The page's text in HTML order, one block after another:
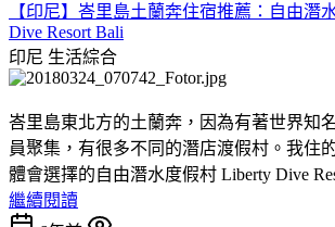
【印尼】峇里島土蘭奔住宿推薦：自由潛
Dive Resort Bali
印尼 生活綜合
峇里島東北方的土蘭奔，因為有著世界知
員聚集，有很多不同的潛店渡假村。我住
體會選擇的自由潛水度假村 Liberty Dive
繼續閱讀